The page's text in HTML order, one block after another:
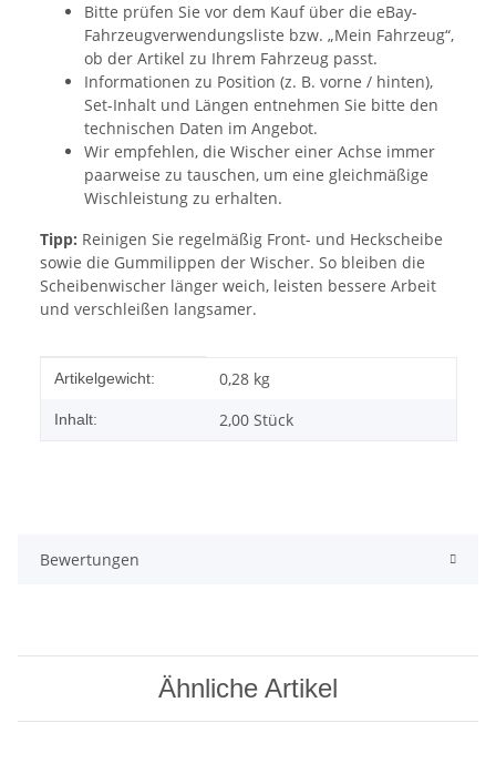
Bitte prüfen Sie vor dem Kauf über die eBay-
Fahrzeugverwendungsliste bzw. „Mein Fahrzeug“,
ob der Artikel zu Ihrem Fahrzeug passt.
Informationen zu Position (z. B. vorne / hinten),
Set-Inhalt und Längen entnehmen Sie bitte den
technischen Daten im Angebot.
Wir empfehlen, die Wischer einer Achse immer
paarweise zu tauschen, um eine gleichmäßige
Wischleistung zu erhalten.
Tipp: Reinigen Sie regelmäßig Front- und Heckscheibe
sowie die Gummilippen der Wischer. So bleiben die
Scheibenwischer länger weich, leisten bessere Arbeit
und verschleißen langsamer.
Produkteigenschaft
Wert
Artikelgewicht: 0,28 kg
Inhalt: 2,00 Stück
Bewertungen
Ähnliche Artikel